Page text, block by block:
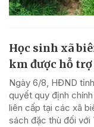
Học sinh xã
km được hỗ
Ngày 6/8, HĐND
quyết quy định
liên cấp tại các xã
sách đặc thù đối với